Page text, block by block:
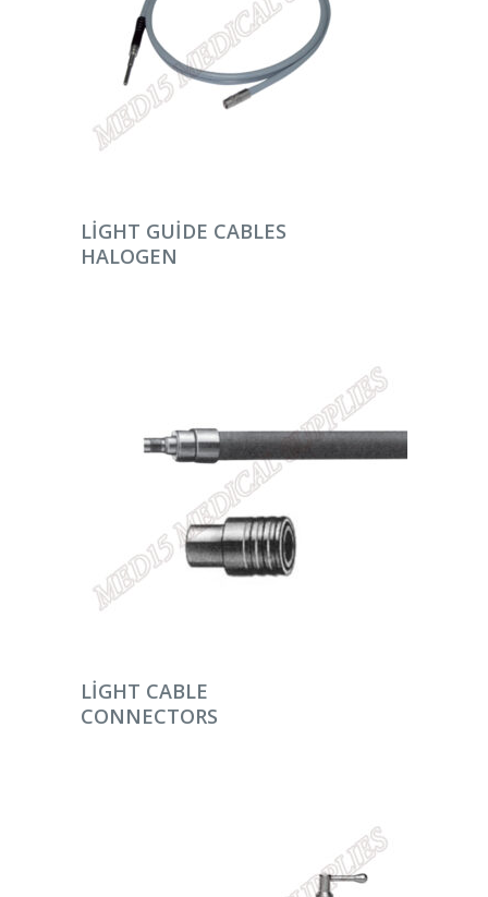
DEVAMINI OKU
LIGHT GUIDE CABLES
HALOGEN
DEVAMINI OKU
LIGHT CABLE
CONNECTORS